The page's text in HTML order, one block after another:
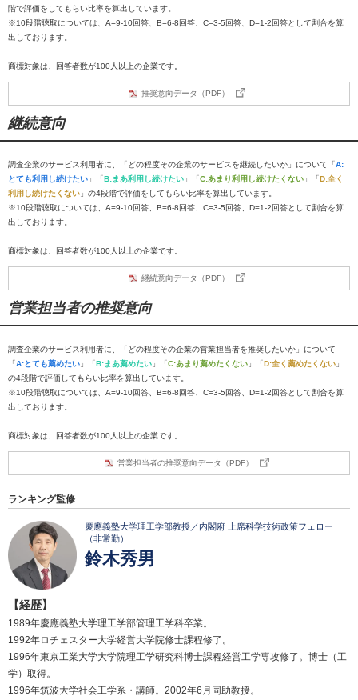
階で評価をしてもらい比率を算出しています。
※10段階聴取については、A=9-10回答、B=6-8回答、C=3-5回答、D=1-2回答として割合を算
出しております。
商標対象は、回答者数が100人以上の企業です。
推奨意向データ（PDF）
継続意向
調査企業のサービス利用者に、「どの程度その企業のサービスを継続したいか」について「A:
とても利用し続けたい 」「B:まあ利用し続けたい 」「C:あまり利用し続けたくない 」「D:全く
利用し続けたくない 」の4段階で評価をしてもらい比率を算出しています。
※10段階聴取については、A=9-10回答、B=6-8回答、C=3-5回答、D=1-2回答として割合を算
出しております。
商標対象は、回答者数が100人以上の企業です。
継続意向データ（PDF）
営業担当者の推奨意向
調査企業のサービス利用者に、「どの程度その企業の営業担当者を推奨したいか」について
「A:とても薦めたい 」「B:まあ薦めたい 」「C:あまり薦めたくない 」「D:全く薦めたくない 」
の4段階で評価してもらい比率を算出しています。
※10段階聴取については、A=9-10回答、B=6-8回答、C=3-5回答、D=1-2回答として割合を算
出しております。
商標対象は、回答者数が100人以上の企業です。
営業担当者の推奨意向データ（PDF）
ランキング監修
慶應義塾大学理工学部教授／内閣府 上席科学技術政策フェロー
（非常勤）
鈴木秀男
【経歴】
1989年慶應義塾大学理工学部管理工学科卒業。
1992年ロチェスター大学経営大学院修士課程修了。
1996年東京工業大学大学院理工学研究科博士課程経営工学専攻修了。博士（工
学）取得。
1996年筑波大学社会工学系・講師。2002年6月同助教授。